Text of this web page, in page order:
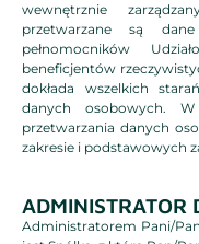
wewnętrznie
przetwarzane są
pełnomocników
beneficjentów
dokłada wszelkich
danych osobowych.
przetwarzania danych
zakresie i podstawowych
ADMINISTRATOR
Administratorem Pani/